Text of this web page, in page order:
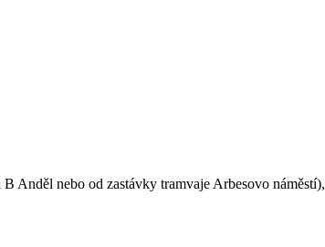
Anděl nebo od zastávky tramvaje Arbesovo náměstí),